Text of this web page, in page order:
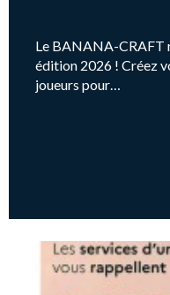
Le BANANA-CRAFT
édition 2026 ! Créez
joueurs pour…